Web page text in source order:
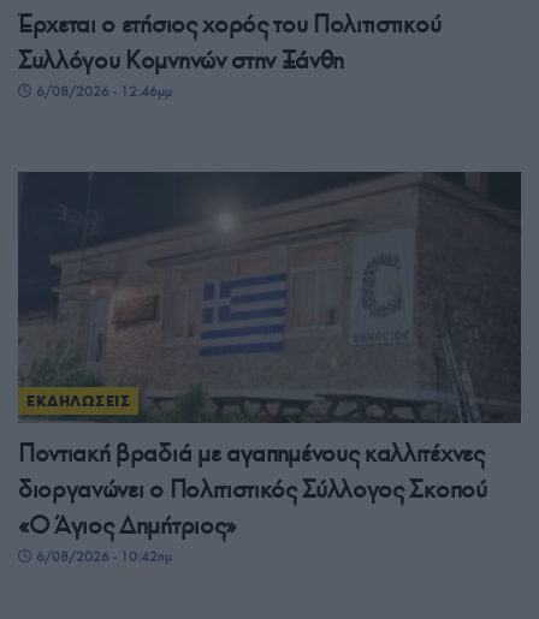
Έρχεται ο ετήσιος χορός του Πολιτιστικού
Συλλόγου Κομνηνών στην Ξάνθη
6/08/2026 - 12:46μμ
ΕΚΔΗΛΩΣΕΙΣ
Ποντιακή βραδιά με αγαπημένους καλλιτέχνες
διοργανώνει ο Πολιτιστικός Σύλλογος Σκοπού
«Ο Άγιος Δημήτριος»
6/08/2026 - 10:42πμ